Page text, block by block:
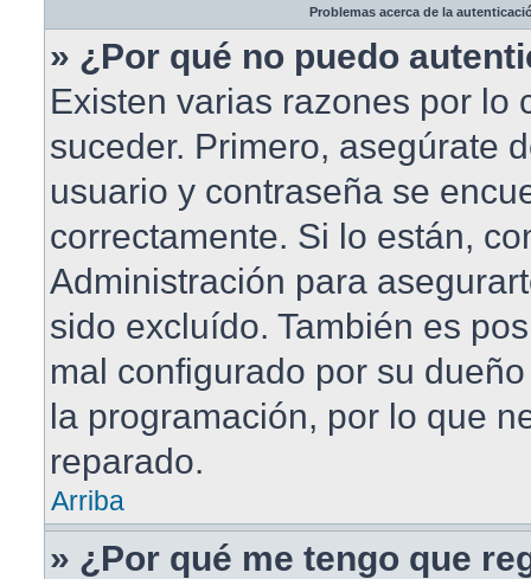
Problemas acerca de la
» ¿Por qué no puedo
Existen varias razones por lo
suceder. Primero, asegúrate
usuario y contraseña se
correctamente. Si lo están,
Administración para
sido excluído. También es
mal configurado por su
la programación, por lo que
reparado.
Arriba
» ¿Por qué me tengo que